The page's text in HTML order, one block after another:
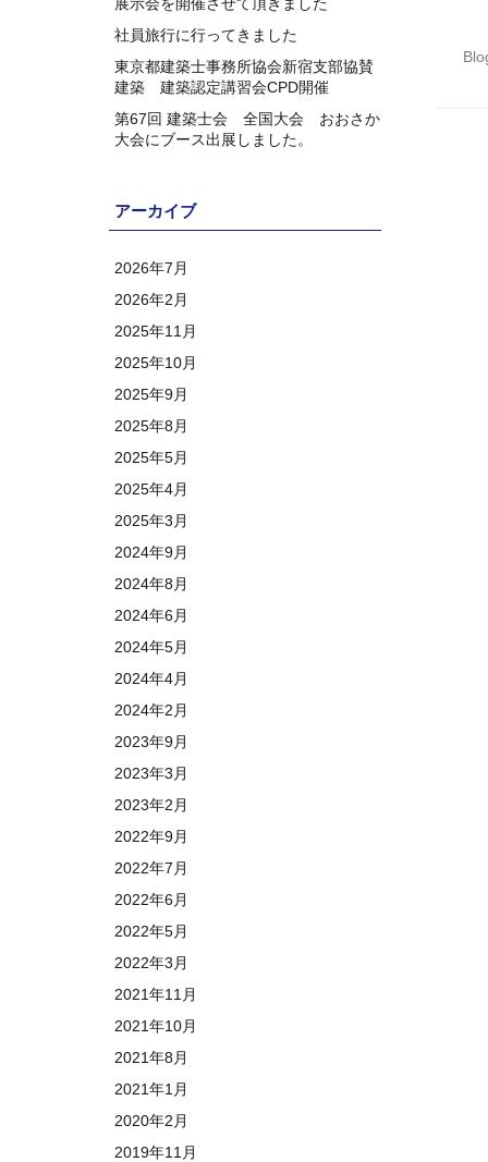
社員旅行に行ってきました
東京都建築士事務所協会新宿支部協賛
建築 建築認定講習会CPD開催
第67回 建築士会 全国大会 おおさか
大会にブース出展しました。
アーカイブ
2026年7月
2026年2月
2025年11月
2025年10月
2025年9月
2025年8月
2025年5月
2025年4月
2025年3月
2024年9月
2024年8月
2024年6月
2024年5月
2024年4月
2024年2月
2023年9月
2023年3月
2023年2月
2022年9月
2022年7月
2022年6月
2022年5月
2022年3月
2021年11月
2021年10月
2021年8月
2021年1月
2020年2月
2019年11月